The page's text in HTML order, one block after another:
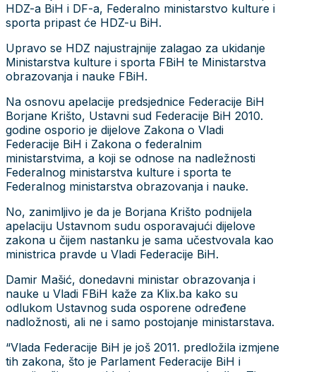
HDZ-a BiH i DF-a, Federalno ministarstvo kulture i
sporta pripast će HDZ-u BiH.
Upravo se HDZ najustrajnije zalagao za ukidanje
Ministarstva kulture i sporta FBiH te Ministarstva
obrazovanja i nauke FBiH.
Na osnovu apelacije predsjednice Federacije BiH
Borjane Krišto, Ustavni sud Federacije BiH 2010.
godine osporio je dijelove Zakona o Vladi
Federacije BiH i Zakona o federalnim
ministarstvima, a koji se odnose na nadležnosti
Federalnog ministarstva kulture i sporta te
Federalnog ministarstva obrazovanja i nauke.
No, zanimljivo je da je Borjana Krišto podnijela
apelaciju Ustavnom sudu osporavajući dijelove
zakona u čijem nastanku je sama učestvovala kao
ministrica pravde u Vladi Federacije BiH.
Damir Mašić, donedavni ministar obrazovanja i
nauke u Vladi FBiH kaže za Klix.ba kako su
odlukom Ustavnog suda osporene određene
nadložnosti, ali ne i samo postojanje ministarstava.
“Vlada Federacije BiH je još 2011. predložila izmjene
tih zakona, što je Parlament Federacije BiH i